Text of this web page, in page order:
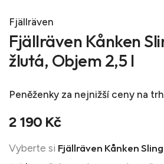
Fjällräven
Fjällräven Kånken
žlutá, Objem 2,5 l
Peněženky za nejnižší ceny na
2 190 Kč
Vyberte si Fjällräven Kånken